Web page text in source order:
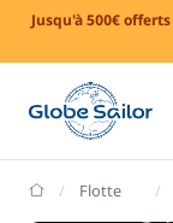
Jusqu'à 500€ offerts
GlobeSailor
Flotte